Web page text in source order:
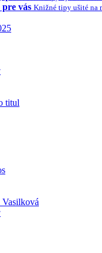
vás Knižné tipy ušité na
titul